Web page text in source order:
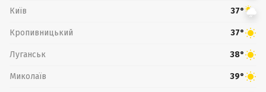
Київ 37°
Кропивницький 37°
Луганськ 38°
Миколаїв 39°